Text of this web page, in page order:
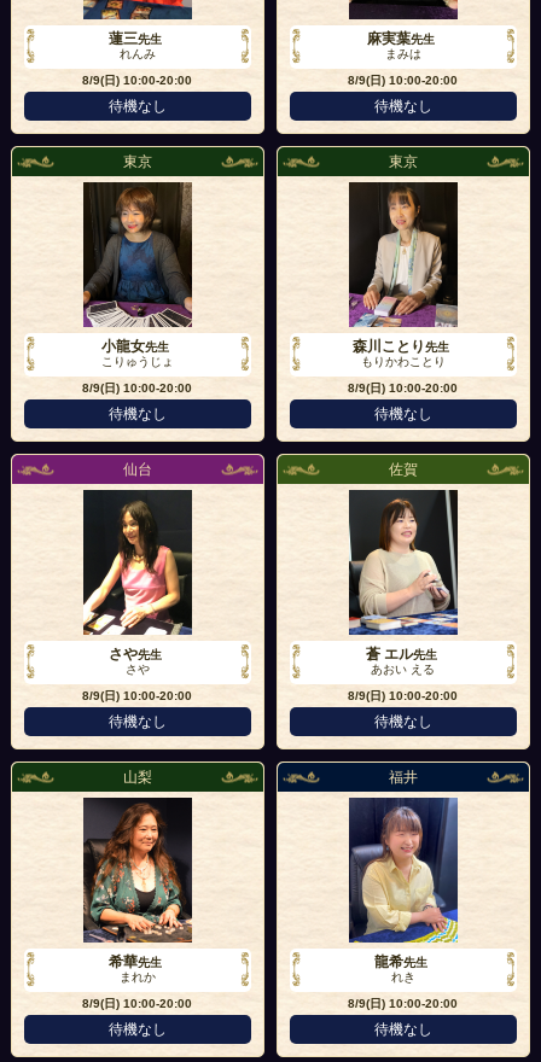
蓮三先生
れんみ
8/9(日)10:00-20:00
待機なし
麻実葉先生
まみは
8/9(日)10:00-20:00
待機なし
東京
小龍女先生
こりゅうじょ
8/9(日)10:00-20:00
待機なし
東京
森川ことり先生
もりかわことり
8/9(日)10:00-20:00
待機なし
仙台
さや先生
さや
8/9(日)10:00-20:00
待機なし
佐賀
蒼 エル先生
あおい える
8/9(日)10:00-20:00
待機なし
山梨
希華先生
まれか
8/9(日)10:00-20:00
待機なし
福井
龍希先生
れき
8/9(日)10:00-20:00
待機なし